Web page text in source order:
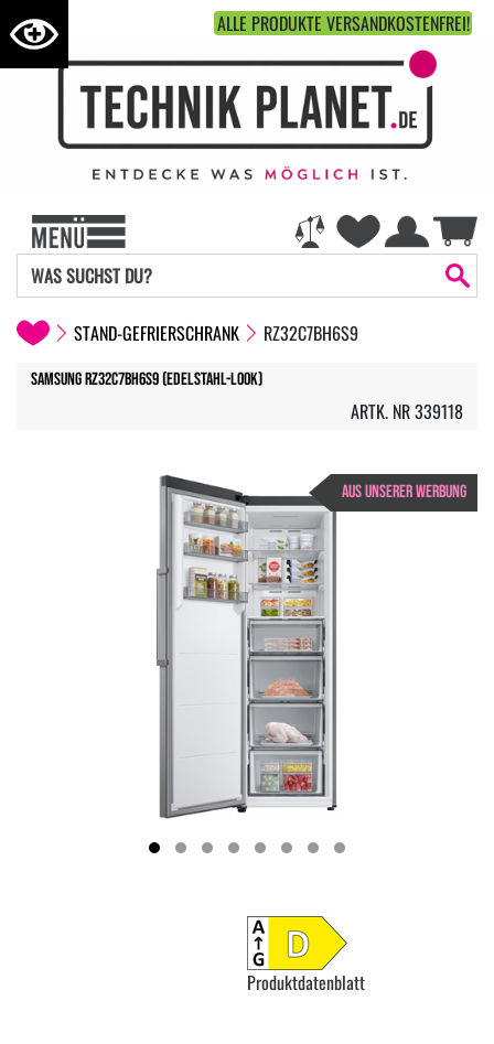
ALLE PRODUKTE VERSANDKOSTENFREI!
STAND-GEFRIERSCHRANK RZ32C7BH6S9
Samsung RZ32C7BH6S9 (edelstahl-Look)
ARTK. NR 339118
AUS UNSERER WERBUNG
Produktdatenblatt